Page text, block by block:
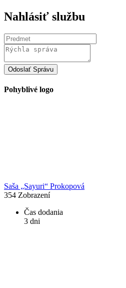
Nahlásiť službu
Odoslať Správu
Pohyblivé logo
Saša „Sayuri“ Prokopová
354 Zobrazení
Čas dodania
3 dni